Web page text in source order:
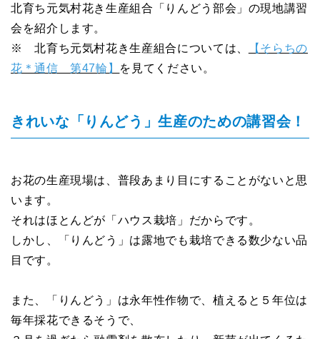
北育ち元気村花き生産組合「りんどう部会」の現地講習
会を紹介します。
※ 北育ち元気村花き生産組合については、
【そらちの
花＊通信 第47輪】 を見てください。
きれいな「りんどう」生産のための講習会！
お花の生産現場は、普段あまり目にすることがないと思
います。
それはほとんどが「ハウス栽培」だからです。
しかし、「りんどう」は露地でも栽培できる数少ない品
目です。
また、「りんどう」は永年性作物で、植えると５年位は
毎年採花できるそうで、